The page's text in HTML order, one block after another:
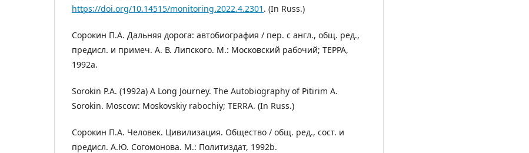
https://doi.org/10.14515/monitoring.2022.4.2301 . (In Russ.)
Сорокин П.А. Дальняя дорога: автобиография / пер. с англ., общ. ред.,
предисл. и примеч. А. В. Липского. М.: Московский рабочий; ТЕРРА,
1992a.
Sorokin P.A. (1992a) A Long Journey. The Autobiography of Pitirim A.
Sorokin. Moscow: Moskovskiy rabochiy; TERRA. (In Russ.)
Сорокин П.А. Человек. Цивилизация. Общество / общ. ред., сост. и
предисл. А.Ю. Согомонова. М.: Политиздат, 1992b.